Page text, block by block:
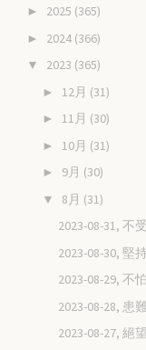
► 2025 (365)
► 2024 (366)
▼ 2023 (365)
► 12月 (31)
► 11月 (30)
► 10月 (31)
► 9月 (30)
▼ 8月 (31)
2023-08-31, 不
2023-08-30, 堅
2023-08-29, 不
2023-08-28, 患
2023-08-27, 絕